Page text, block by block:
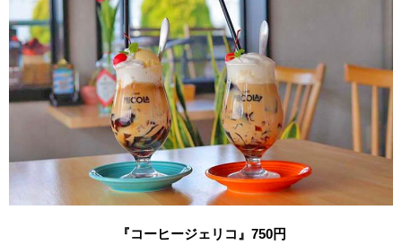
『コーヒージェリコ』750円